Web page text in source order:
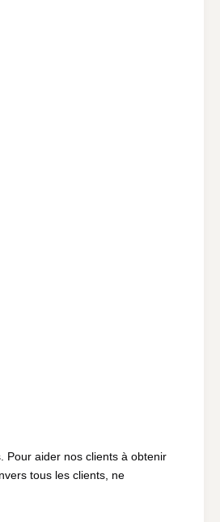
Pour aider nos clients à obtenir
tous les clients, ne